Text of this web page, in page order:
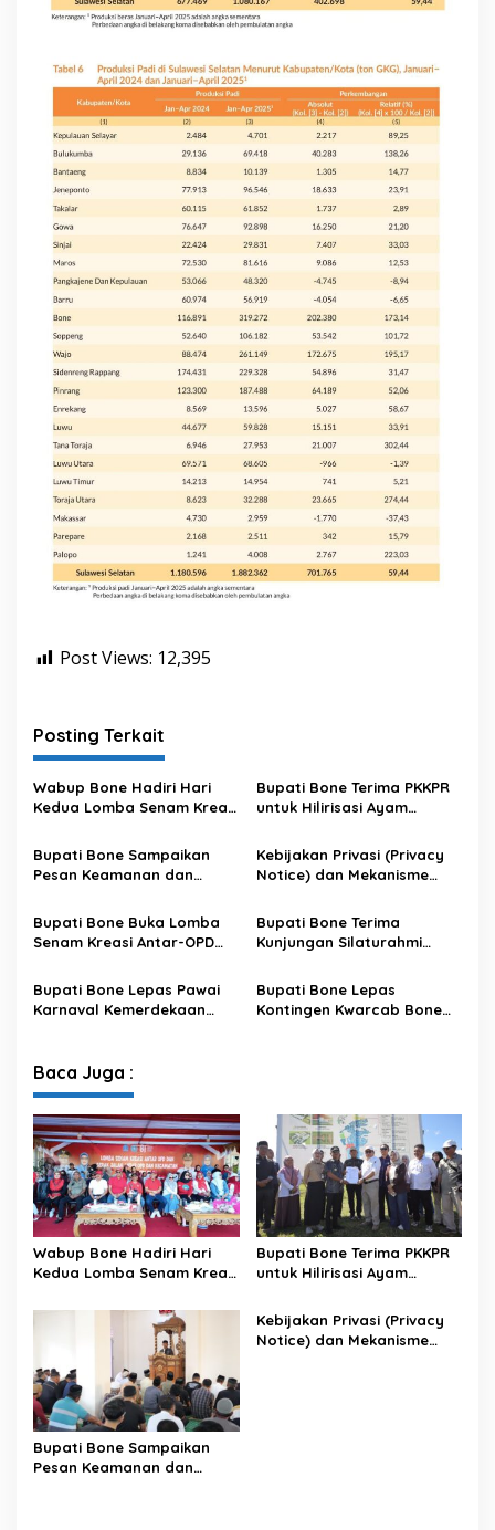
Post Views: 12,395
Posting Terkait
Wabup Bone Hadiri Hari
Kedua Lomba Senam Kreasi
Bupati Bone Terima PKKPR
untuk Hilirisasi Ayam
Bupati Bone Sampaikan
Pesan Keamanan dan
Kebijakan Privasi (Privacy
Notice) dan Mekanisme
Data pada Portal Bone
Satu Data
Bupati Bone Buka Lomba
Senam Kreasi Antar-OPD
Bupati Bone Terima
Kunjungan Silaturahmi
XIV/Hasanuddin
Bupati Bone Lepas Pawai
Karnaval Kemerdekaan
Bupati Bone Lepas
Kontingen Kwarcab Bone
Baca Juga :
Wabup Bone Hadiri Hari
Kedua Lomba Senam Kreasi
Bupati Bone Terima PKKPR
untuk Hilirisasi Ayam
Bupati Bone Sampaikan
Pesan Keamanan dan
Kebijakan Privasi (Privacy
Notice) dan Mekanisme